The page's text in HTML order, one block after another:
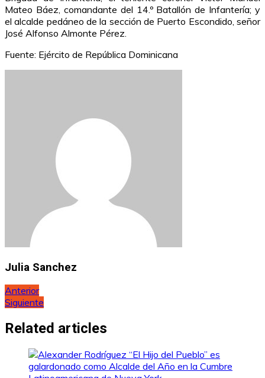
Mateo Báez, comandante del 14.º Batallón de Infantería; y
el alcalde pedáneo de la sección de Puerto Escondido, señor
José Alfonso Almonte Pérez.
Fuente: Ejército de República Dominicana
Julia Sanchez
Navegación
de
entradas
Anterior
Siguiente
Related articles